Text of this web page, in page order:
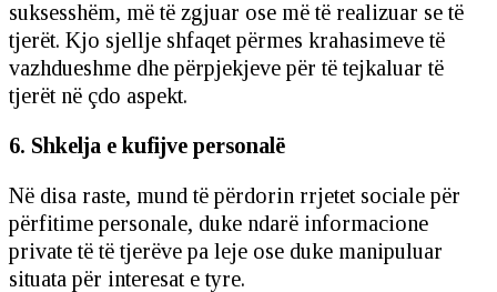
suksesshëm, më të zgjuar ose më të realizuar se të
tjerët. Kjo sjellje shfaqet përmes krahasimeve të
vazhdueshme dhe përpjekjeve për të tejkaluar të
tjerët në çdo aspekt.
6. Shkelja e kufijve personalë
Në disa raste, mund të përdorin rrjetet sociale për
përfitime personale, duke ndarë informacione
private të të tjerëve pa leje ose duke manipuluar
situata për interesat e tyre.